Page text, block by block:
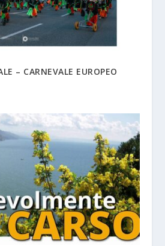
– CARNEVALE EUROPEO